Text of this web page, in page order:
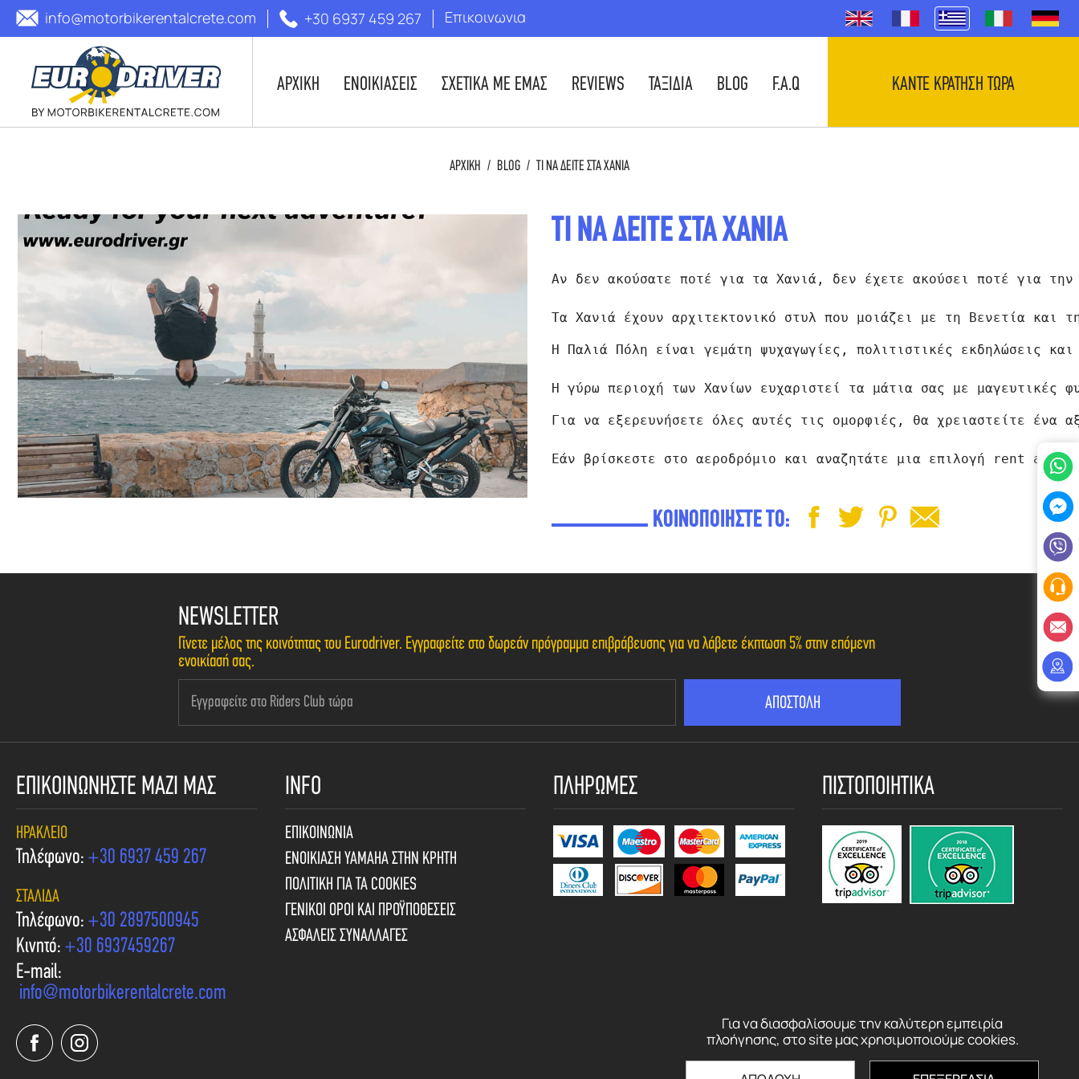
Για να διασφαλίσουμε την καλύτερη εμπειρία
πλοήγησης, στο site μας χρησιμοποιούμε cookies.
info@motorbikerentalcrete.com +30 6937 459 267 Επικοινωνια
ΑΡΧΙΚΗ ΕΝΟΙΚΙΑΣΕΙΣ ΣΧΕΤΙΚΑ ΜΕ ΕΜΑΣ REVIEWS ΤΑΞΙΔΙΑ BLOG F.A.Q ΚΑΝΤΕ ΚΡΑΤΗΣΗ ΤΩΡΑ
ΑΡΧΙΚΗ / BLOG / ΤΙ ΝΑ ΔΕΙΤΕ ΣΤΑ ΧΑΝΙΑ
ΤΙ ΝΑ ΔΕΙΤΕ ΣΤΑ ΧΑΝΙΑ
Αν δεν ακούσατε ποτέ για τα Χανιά, δεν έχετε ακούσει ποτέ για
Τα Χανιά έχουν αρχιτεκτονικό στυλ που μοιάζει με τη Βενετία και
Η Παλιά Πόλη είναι γεμάτη ψυχαγωγίες, πολιτιστικές εκδηλώσεις
Η γύρω περιοχή των Χανίων ευχαριστεί τα μάτια σας με μαγευτικές
Για να εξερευνήσετε όλες αυτές τις ομορφιές, θα χρειαστείτε ένα
Εάν βρίσκεστε στο αεροδρόμιο και αναζητάτε μια επιλογή rent a
ΚΟΙΝΟΠΟΙΗΣΤΕ ΤΟ:
NEWSLETTER
Γίνετε μέλος της κοινότητας του Eurodriver. Εγγραφείτε στο δωρεάν πρόγραμμα επιβράβευσης για να λάβετε έκπτωση 5% στην επόμενη
ενοικίασή σας.
ΕΠΙΚΟΙΝΩΝΗΣΤΕ ΜΑΖΙ ΜΑΣ
ΗΡΆΚΛΕΙΟ
Τηλέφωνο: +30 6937 459 267
ΣΤΑΛΊΔΑ
Τηλέφωνο: +30 2897500945
Κινητό: +30 6937459267
E-mail:
info@motorbikerentalcrete.com
INFO
ΕΠΙΚΟΙΝΩΝΙΑ
ΕΝΟΙΚΙΑΣΗ YAMAHA ΣΤΗΝ ΚΡΗΤΗ
ΠΟΛΙΤΙΚΗ ΓΙΑ ΤΑ COOKIES
ΓΕΝΙΚΟΙ ΟΡΟΙ ΚΑΙ ΠΡΟΫΠΟΘΕΣΕΙΣ
ΑΣΦΑΛΕΙΣ ΣΥΝΑΛΛΑΓΕΣ
ΠΛΗΡΩΜΕΣ ΠΙΣΤΟΠΟΙΗΤΙΚΑ